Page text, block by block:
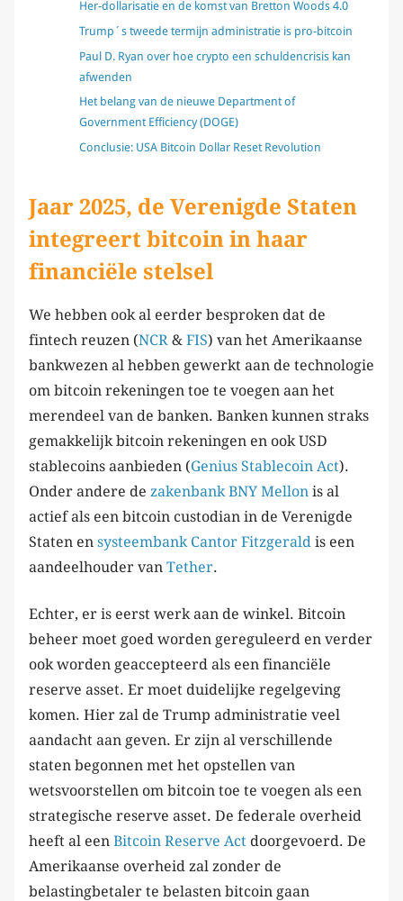
Her-dollarisatie en de komst van Bretton Woods 4.0
Trump´s tweede termijn administratie is pro-bitcoin
Paul D. Ryan over hoe crypto een schuldencrisis kan
afwenden
Het belang van de nieuwe Department of
Government Efficiency (DOGE)
Conclusie: USA Bitcoin Dollar Reset Revolution
Jaar 2025, de Verenigde Staten
integreert bitcoin in haar
financiële stelsel
We hebben ook al eerder besproken dat de
fintech reuzen (NCR & FIS) van het Amerikaanse
bankwezen al hebben gewerkt aan de technologie
om bitcoin rekeningen toe te voegen aan het
merendeel van de banken. Banken kunnen straks
gemakkelijk bitcoin rekeningen en ook USD
stablecoins aanbieden (Genius Stablecoin Act).
Onder andere de zakenbank BNY Mellon is al
actief als een bitcoin custodian in de Verenigde
Staten en systeembank Cantor Fitzgerald is een
aandeelhouder van Tether.
Echter, er is eerst werk aan de winkel. Bitcoin
beheer moet goed worden gereguleerd en verder
ook worden geaccepteerd als een financiële
reserve asset. Er moet duidelijke regelgeving
komen. Hier zal de Trump administratie veel
aandacht aan geven. Er zijn al verschillende
staten begonnen met het opstellen van
wetsvoorstellen om bitcoin toe te voegen als een
strategische reserve asset. De federale overheid
heeft al een Bitcoin Reserve Act doorgevoerd. De
Amerikaanse overheid zal zonder de
belastingbetaler te belasten bitcoin gaan